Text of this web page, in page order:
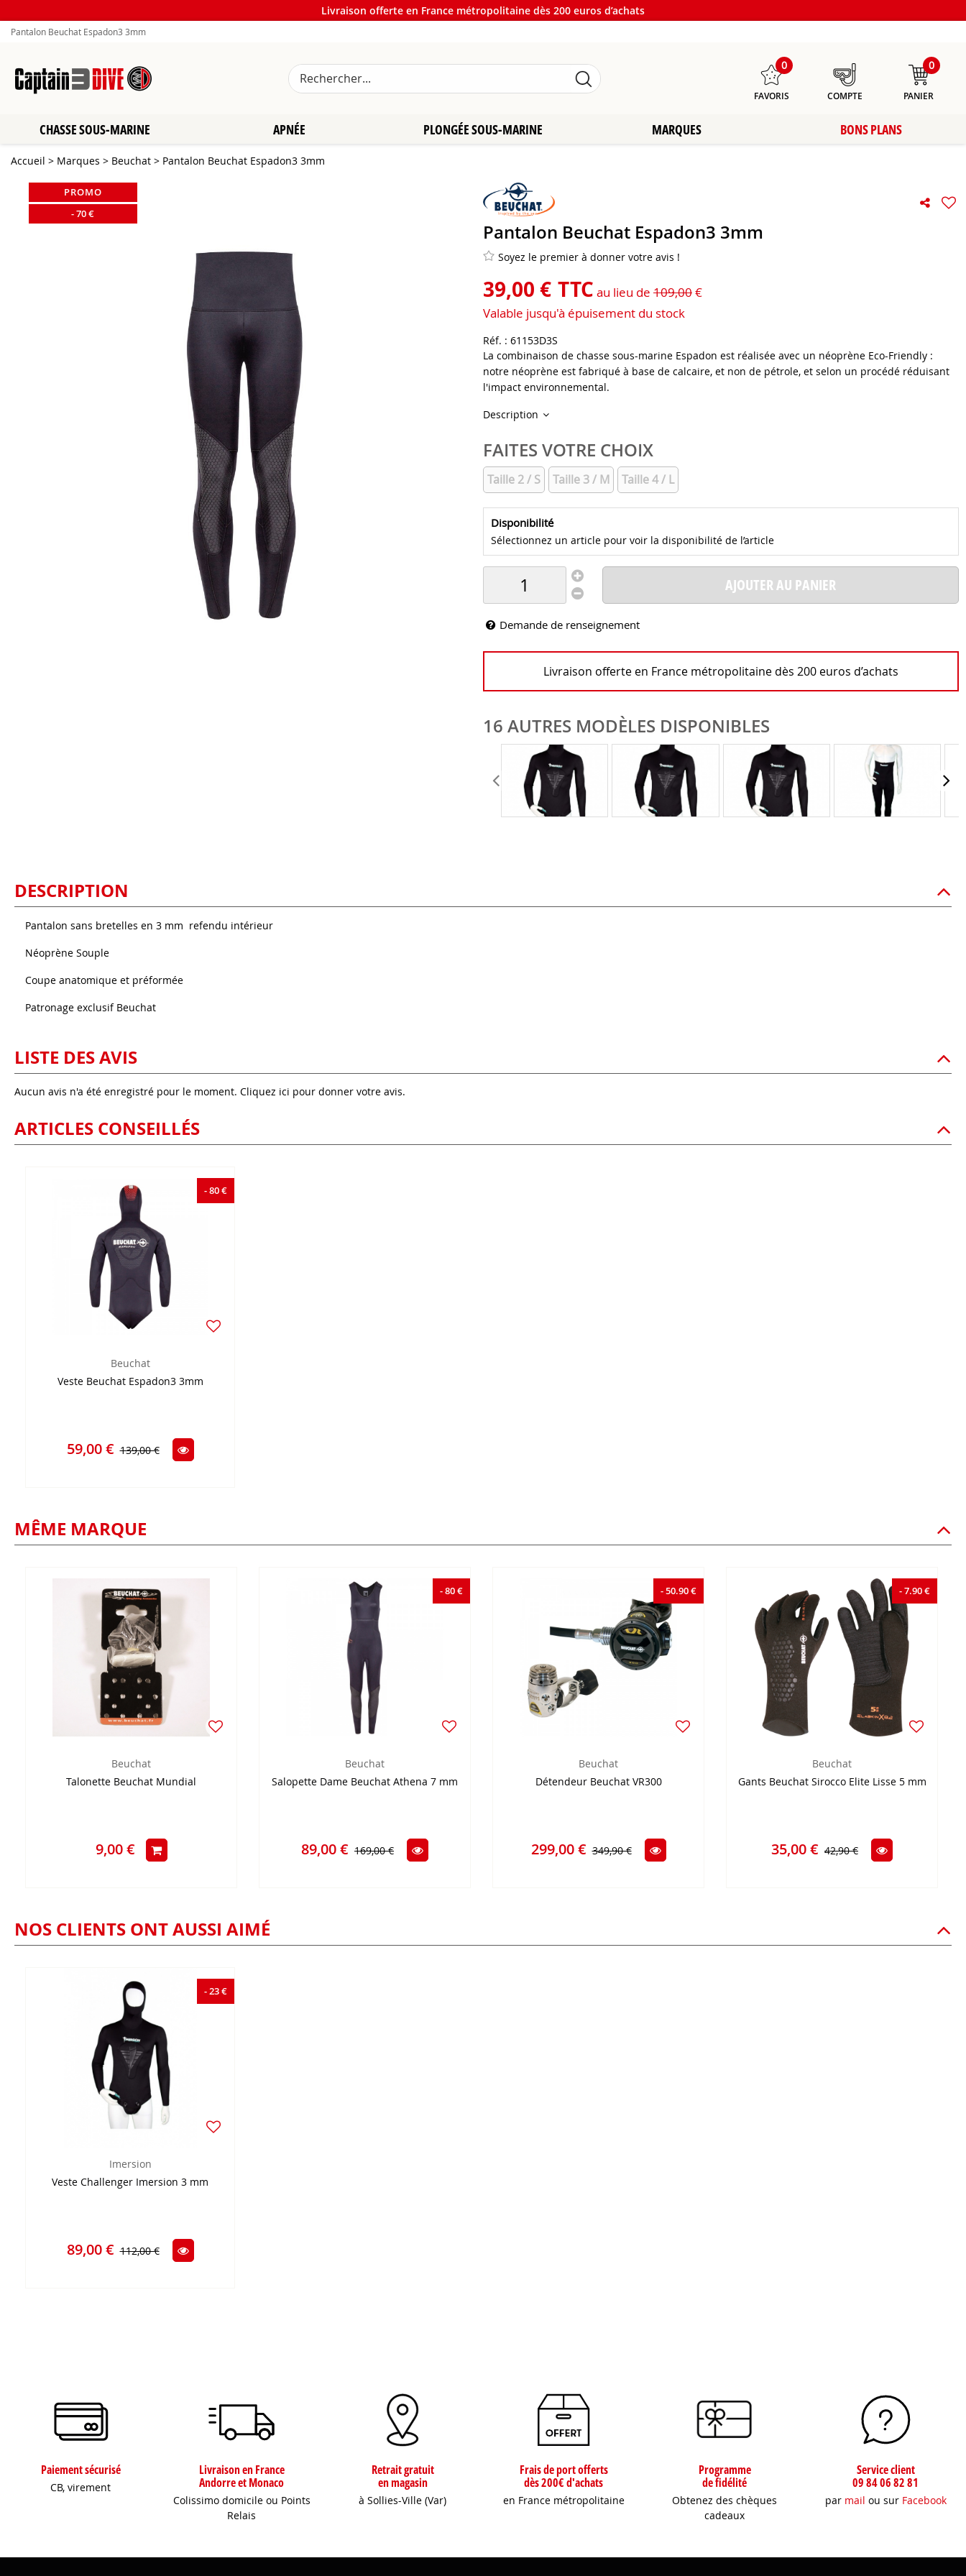
Livraison offerte en France métropolitaine dès 200 euros d’achats
Pantalon Beuchat Espadon3 3mm
0
FAVORIS COMPTE
0
PANIER
CHASSE SOUS-MARINE APNÉE PLONGÉE SOUS-MARINE MARQUES BONS PLANS
Accueil > Marques > Beuchat > Pantalon Beuchat Espadon3 3mm
PROMO
-70€
Pantalon Beuchat Espadon3 3mm
Soyez le premier à donner votre avis !
39,00 € TTC au lieu de 109,00€
Valable jusqu'à épuisement du stock
Réf. : 61153D3S
La combinaison de chasse sous-marine Espadon est réalisée avec un néoprène Eco-Friendly :
notre néoprène est fabriqué à base de calcaire, et non de pétrole, et selon un procédé réduisant
l'impact environnemental.
Description
FAITES VOTRE CHOIX
Taille 2 / S Taille 3 / M Taille 4 / L
Disponibilité
Sélectionnez un article pour voir la disponibilité de l’article
AJOUTER AU PANIER
Demande de renseignement
Livraison offerte en France métropolitaine dès 200 euros d’achats
16 AUTRES MODÈLES DISPONIBLES
DESCRIPTION
Pantalon sans bretelles en 3 mm refendu intérieur
Néoprène Souple
Coupe anatomique et préformée
Patronage exclusif Beuchat
LISTE DES AVIS
Aucun avis n'a été enregistré pour le moment. Cliquez ici pour donner votre avis.
ARTICLES CONSEILLÉS
- 80 €
Beuchat
Veste Beuchat Espadon3 3mm
59,00 € 139,00 €
MÊME MARQUE
Beuchat
Talonette Beuchat Mundial
9,00 €
- 80 €
Beuchat
Salopette Dame Beuchat Athena 7 mm
89,00 € 169,00 €
- 50.90 €
Beuchat
Détendeur Beuchat VR300
299,00 € 349,90 €
- 7.90 €
Beuchat
Gants Beuchat Sirocco Elite Lisse 5 mm
35,00 € 42,90 €
NOS CLIENTS ONT AUSSI AIMÉ
- 23 €
Imersion
Veste Challenger Imersion 3 mm
89,00 € 112,00 €
Paiement sécurisé
CB, virement
Livraison en France
Andorre et Monaco
Colissimo domicile ou Points
Relais
Retrait gratuit
en magasin
à Sollies-Ville (Var)
Frais de port offerts
dès 200€ d'achats
en France métropolitaine
Programme
de fidélité
Obtenez des chèques
cadeaux
Service client
09 84 06 82 81
par mail ou sur Facebook